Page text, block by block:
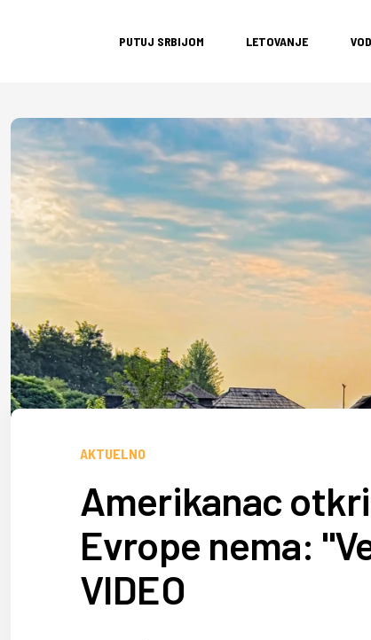
PUTUJ SRBIJOM LETOVANJE
AKTUELNO
Amerikanac
Evrope nema:
VIDEO